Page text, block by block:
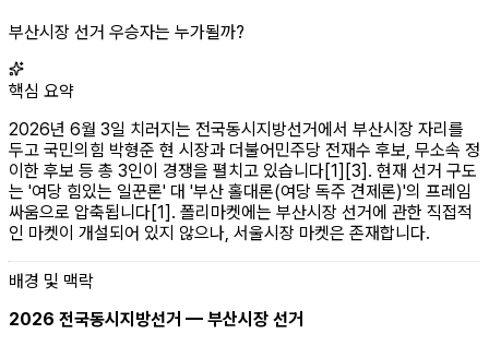
부산시장 선거 우승자는 누가될까?
핵심 요약
2026년 6월 3일 치러지는 전국동시지방선거에서 부산시장 자리를
두고 국민의힘 박형준 현 시장과 더불어민주당 전재수 후보, 무소속 정
이한 후보 등 총 3인이 경쟁을 펼치고 있습니다[1][3]. 현재 선거 구도
는 '여당 힘있는 일꾼론' 대 '부산 홀대론(여당 독주 견제론)'의 프레임
싸움으로 압축됩니다[1]. 폴리마켓에는 부산시장 선거에 관한 직접적
인 마켓이 개설되어 있지 않으나, 서울시장 마켓은 존재합니다.
배경 및 맥락
2026 전국동시지방선거 — 부산시장 선거